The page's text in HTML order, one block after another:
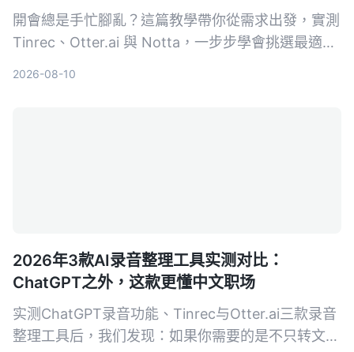
開會總是手忙腳亂？這篇教學帶你從需求出發，實測
Tinrec、Otter.ai 與 Notta，一步步學會挑選最適合
2026-08-10
2026年3款AI录音整理工具实测对比：
ChatGPT之外，这款更懂中文职场
实测ChatGPT录音功能、Tinrec与Otter.ai三款录音
整理工具后，我们发现：如果你需要的是不只转文